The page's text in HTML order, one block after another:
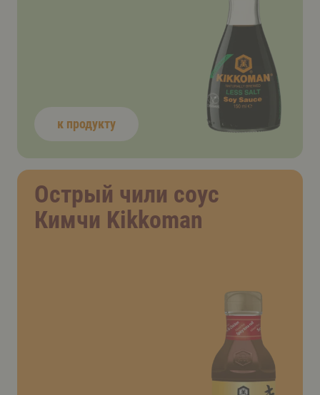
к продукту
Острый чили соус
Кимчи Kikkoman